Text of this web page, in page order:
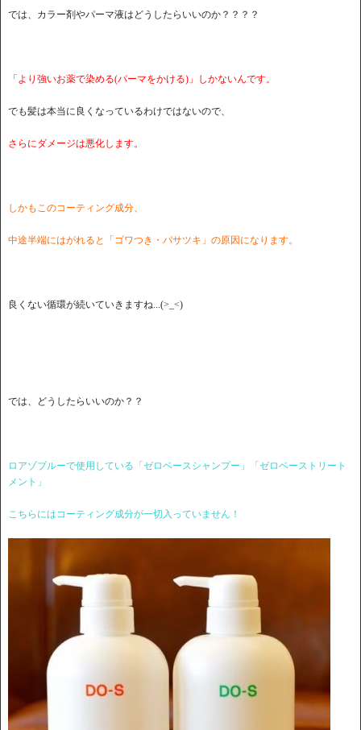
では、カラー剤やパーマ液はどうしたらいいのか？？？？
「より強いお薬で染める(パーマをかける)」しかないんです。
でも髪は本当に良くなっているわけではないので、
さらにダメージは悪化します。
しかもこのコーティング成分、
中途半端にはがれると「ゴワつき・パサツキ」の原因になります。
良くない循環が続いていきますね...(>_<)
では、どうしたらいいのか？？
ロアゾブルーで使用している「ゼロベースシャンプー」「ゼロベーストリート
メント」
こちらにはコーティング成分が一切入っていません！